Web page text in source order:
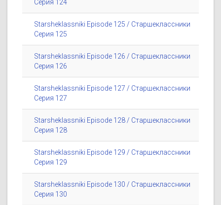
Серия 124
Starsheklassniki Episode 125 / Старшеклассники
Серия 125
Starsheklassniki Episode 126 / Старшеклассники
Серия 126
Starsheklassniki Episode 127 / Старшеклассники
Серия 127
Starsheklassniki Episode 128 / Старшеклассники
Серия 128
Starsheklassniki Episode 129 / Старшеклассники
Серия 129
Starsheklassniki Episode 130 / Старшеклассники
Серия 130